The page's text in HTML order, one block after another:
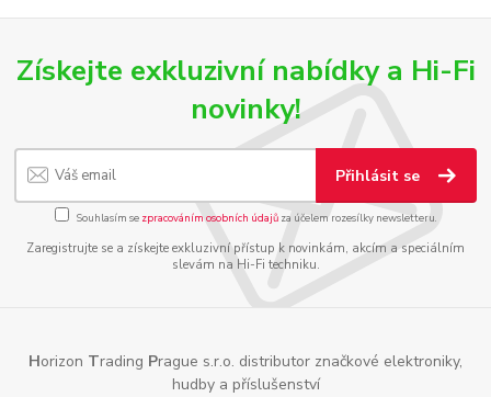
Získejte exkluzivní nabídky a Hi-Fi
novinky!
Přihlásit se
Souhlasím se zpracováním osobních údajůza účelem rozesílky newsletteru.
Zaregistrujte se a získejte exkluzivní přístup k novinkám, akcím a speciálním
slevám na Hi-Fi techniku.
Horizon Trading Prague s.r.o. distributor značkové elektroniky,
hudby a příslušenství